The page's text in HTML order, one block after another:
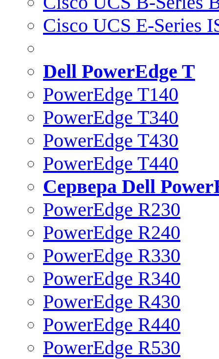
Cisco UCS E-Series
Dell PowerEdge T
PowerEdge T140
PowerEdge T340
PowerEdge T430
PowerEdge T440
Сервера Dell
PowerEdge R230
PowerEdge R240
PowerEdge R330
PowerEdge R340
PowerEdge R430
PowerEdge R440
PowerEdge R530